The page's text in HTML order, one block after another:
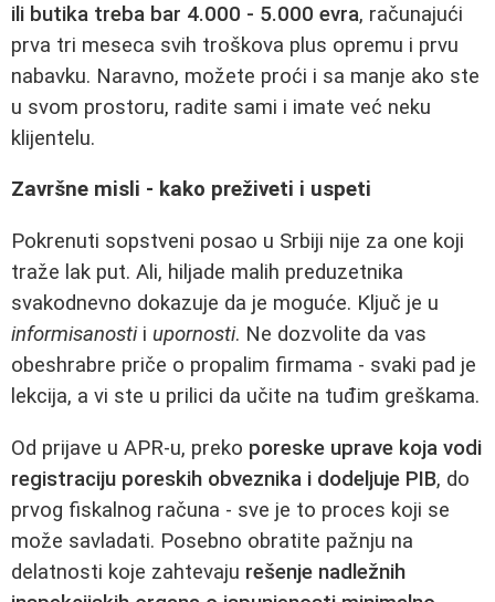
ili butika treba bar 4.000 - 5.000 evra, računajući
prva tri meseca svih troškova plus opremu i prvu
nabavku. Naravno, možete proći i sa manje ako ste
u svom prostoru, radite sami i imate već neku
klijentelu.
Završne misli - kako preživeti i uspeti
Pokrenuti sopstveni posao u Srbiji nije za one koji
traže lak put. Ali, hiljade malih preduzetnika
svakodnevno dokazuje da je moguće. Ključ je u
informisanostii upornosti. Ne dozvolite da vas
obeshrabre priče o propalim firmama - svaki pad je
lekcija, a vi ste u prilici da učite na tuđim greškama.
Od prijave u APR‑u, preko poreske uprave koja vodi
registraciju poreskih obveznika i dodeljuje PIB, do
prvog fiskalnog računa - sve je to proces koji se
može savladati. Posebno obratite pažnju na
delatnosti koje zahtevaju rešenje nadležnih